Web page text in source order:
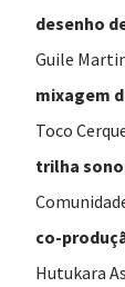
desenho
Guile
mixagem
Toco
trilha
co-
Hutukara